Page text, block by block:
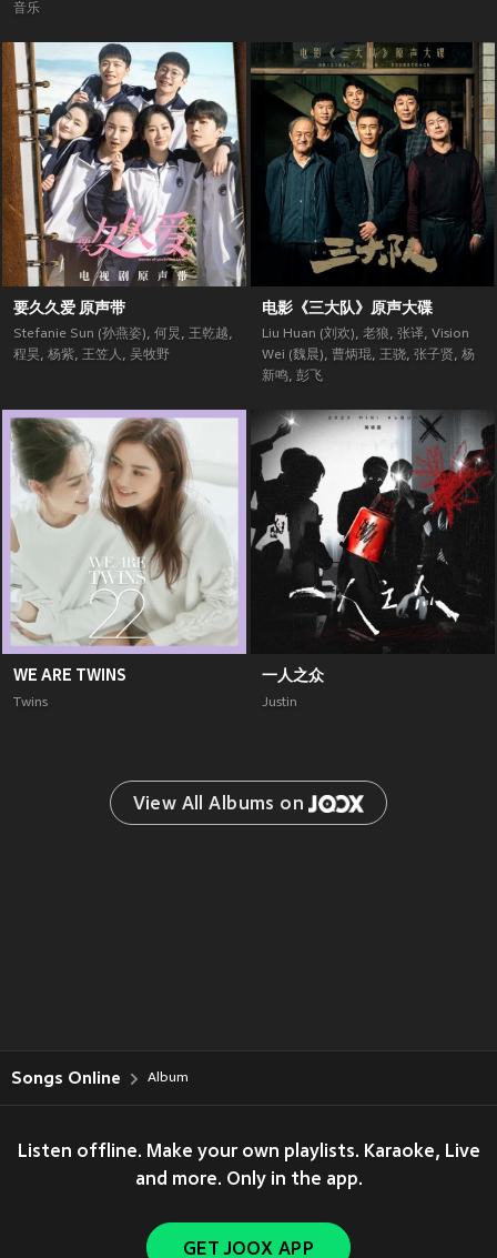
音乐
要久久爱 原声带
Stefanie Sun (孙燕姿), 何炅, 王乾越,
程昊, 杨紫, 王笠人, 吴牧野
电影《三大队》原声大碟
Liu Huan (刘欢), 老狼, 张译, Vision
Wei (魏晨), 曹炳琨, 王骁, 张子贤, 杨
新鸣, 彭飞
WE ARE TWINS
Twins
一人之众
Justin
View All Albums on
Songs Online Album
Listen offline. Make your own playlists. Karaoke, Live
and more. Only in the app.
GET JOOX APP